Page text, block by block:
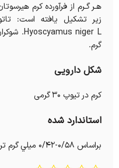
هـر گـرم از فرآورده كرم
گرم.
شکل دارویی
کرم در تیوپ ۳۰ گرمی
استاندارد شده
براساس 0/58-0/42 ميلي گرم تروپان آلكالوئيد برحسب هيوسيامين.